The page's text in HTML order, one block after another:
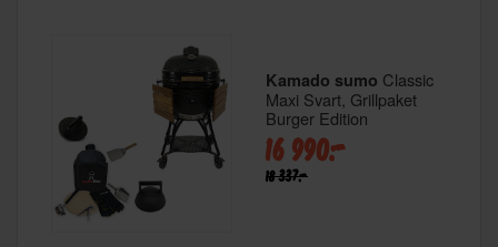
Kamado sumo Classic
Maxi Svart, Grillpaket
Burger Edition
16 990:-
18 337:-